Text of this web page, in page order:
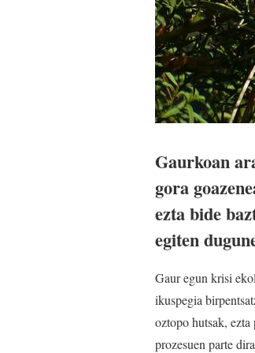
Gaurkoan
gora
ezta bide
egiten
Gaur egun krisi
ikuspegia
oztopo hutsak,
prozesuen parte